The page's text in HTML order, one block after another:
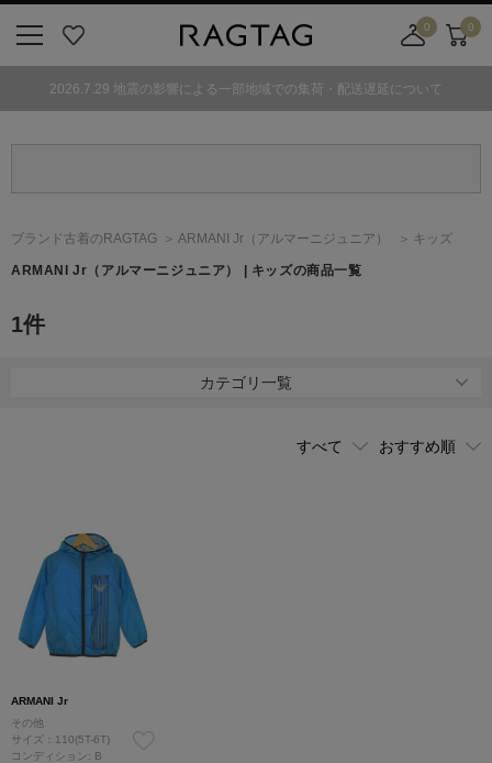
気
0
舗
カ
ト
0
2026.7.29 地震の影響による一部地域での集荷・配送遅延について
ブランド古着のRAGTAG ARMANI Jr （アルマーニジュニア） キッズ
ARMANI Jr （アルマーニジュニア） | キッズの商品一覧
1件
カテゴリ一覧
ARMANI Jr
その他
サイズ：110(5T-6T)
コンディション: B